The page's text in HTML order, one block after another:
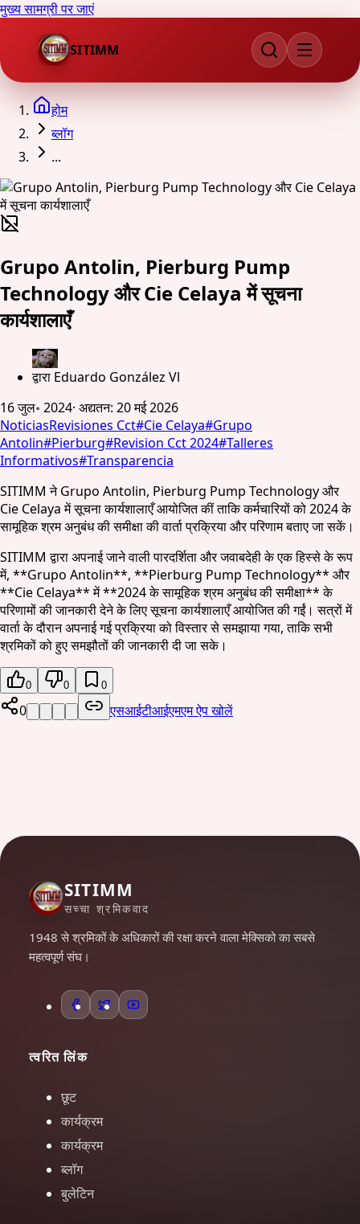
मुख्य सामग्री पर जाएं
SITIMM
होम
ब्लॉग
...
Grupo Antolin, Pierburg Pump
Technology और Cie Celaya में सूचना
कार्यशालाएँ
द्वारा Eduardo González Vl
16 जुल॰ 2024· अद्यतन: 20 मई 2026
NoticiasRevisiones Cct#Cie Celaya#Grupo
Antolin#Pierburg#Revision Cct 2024#Talleres
Informativos#Transparencia
SITIMM ने Grupo Antolin, Pierburg Pump Technology और
Cie Celaya में सूचना कार्यशालाएँ आयोजित कीं ताकि कर्मचारियों को 2024 के
सामूहिक श्रम अनुबंध की समीक्षा की वार्ता प्रक्रिया और परिणाम बताए जा सकें।
SITIMM द्वारा अपनाई जाने वाली पारदर्शिता और जवाबदेही के एक हिस्से के रूप
में, **Grupo Antolin**, **Pierburg Pump Technology** और
**Cie Celaya** में **2024 के सामूहिक श्रम अनुबंध की समीक्षा** के
परिणामों की जानकारी देने के लिए सूचना कार्यशालाएँ आयोजित की गईं। सत्रों में
वार्ता के दौरान अपनाई गई प्रक्रिया को विस्तार से समझाया गया, ताकि सभी
श्रमिकों को हुए समझौतों की जानकारी दी जा सके।
0 0 0
0 एसआईटीआईएमएम ऐप खोलें
SITIMM
सच्चा श्रमिकवाद
1948 से श्रमिकों के अधिकारों की रक्षा करने वाला मेक्सिको का सबसे
महत्वपूर्ण संघ।
त्वरित लिंक
छूट
कार्यक्रम
कार्यक्रम
ब्लॉग
बुलेटिन